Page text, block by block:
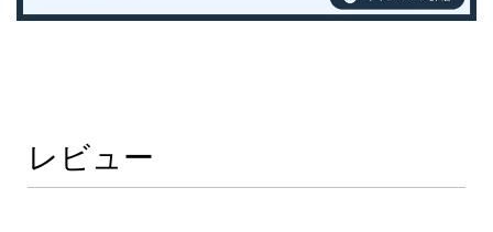
レビュー